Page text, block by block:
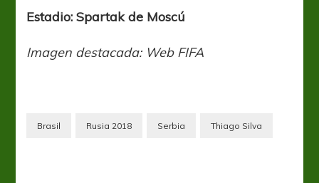
Estadio: Spartak de Moscú
Imagen destacada: Web FIFA
Brasil Rusia 2018 Serbia Thiago Silva